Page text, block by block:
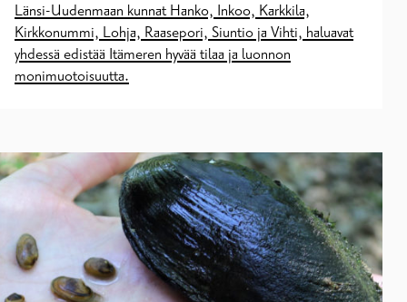
Länsi-Uudenmaan kunnat Hanko, Inkoo, Karkkila,
Kirkkonummi, Lohja, Raasepori, Siuntio ja Vihti, haluavat
yhdessä edistää Itämeren hyvää tilaa ja luonnon
monimuotoisuutta.